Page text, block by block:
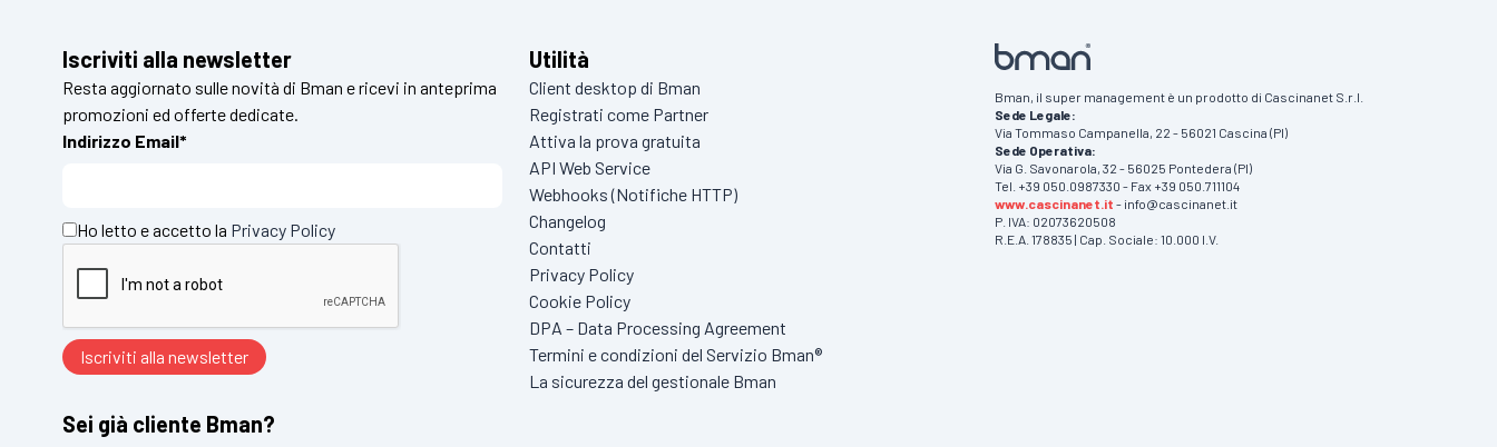
Iscriviti alla newsletter
Resta aggiornato sulle novità di Bman e ricevi in anteprima
promozioni ed offerte dedicate.
Indirizzo Email*
Ho letto e accetto la Privacy Policy
Sei già cliente Bman?
Utilità
Client desktop di Bman
Registrati come Partner
Attiva la prova gratuita
API Web Service
Webhooks (Notifiche HTTP)
Changelog
Contatti
Privacy Policy
Cookie Policy
DPA – Data Processing Agreement
Termini e condizioni del Servizio Bman®
La sicurezza del gestionale Bman
Bman, il super management è un prodotto di Cascinanet S.r.l.
Sede Legale:
Via Tommaso Campanella, 22 - 56021 Cascina (PI)
Sede Operativa:
Via G. Savonarola, 32 - 56025 Pontedera (PI)
Tel. +39 050.0987330 - Fax +39 050.711104
www.cascinanet.it - info@cascinanet.it
P. IVA: 02073620508
R.E.A. 178835 | Cap. Sociale: 10.000 I.V.